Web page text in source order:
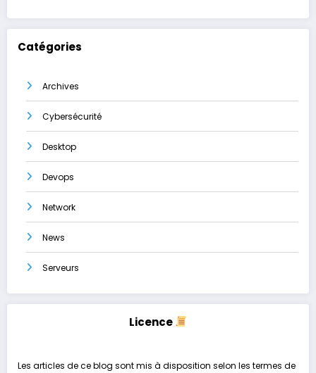
Catégories
Archives
Cybersécurité
Desktop
Devops
Network
News
Serveurs
Licence
Les articles de ce blog sont mis à disposition selon les termes de